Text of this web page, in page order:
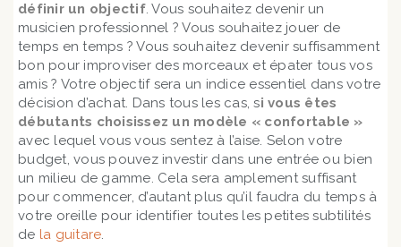
définir un objectif. Vous souhaitez devenir un
musicien professionnel ? Vous souhaitez jouer de
temps en temps ? Vous souhaitez devenir suffisamment
bon pour improviser des morceaux et épater tous vos
amis ? Votre objectif sera un indice essentiel dans votre
décision d’achat. Dans tous les cas, si vous êtes
débutants choisissez un modèle « confortable »
avec lequel vous vous sentez à l’aise. Selon votre
budget, vous pouvez investir dans une entrée ou bien
un milieu de gamme. Cela sera amplement suffisant
pour commencer, d’autant plus qu’il faudra du temps à
votre oreille pour identifier toutes les petites subtilités
de la guitare.